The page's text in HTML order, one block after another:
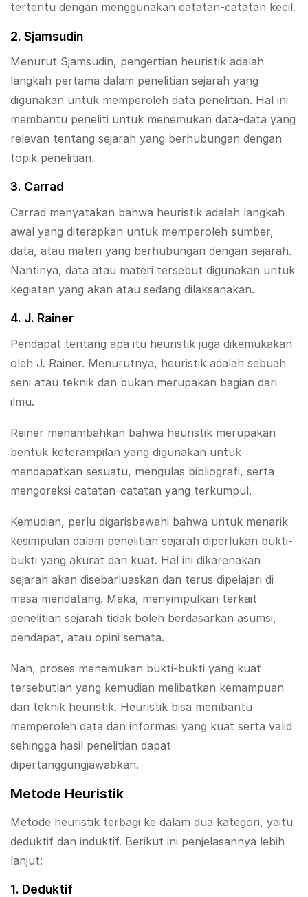
tertentu dengan menggunakan catatan-catatan kecil.
2. Sjamsudin
Menurut Sjamsudin, pengertian heuristik adalah
langkah pertama dalam penelitian sejarah yang
digunakan untuk memperoleh data penelitian. Hal ini
membantu peneliti untuk menemukan data-data yang
relevan tentang sejarah yang berhubungan dengan
topik penelitian.
3. Carrad
Carrad menyatakan bahwa heuristik adalah langkah
awal yang diterapkan untuk memperoleh sumber,
data, atau materi yang berhubungan dengan sejarah.
Nantinya, data atau materi tersebut digunakan untuk
kegiatan yang akan atau sedang dilaksanakan.
4. J. Rainer
Pendapat tentang apa itu heuristik juga dikemukakan
oleh J. Rainer. Menurutnya, heuristik adalah sebuah
seni atau teknik dan bukan merupakan bagian dari
ilmu.
Reiner menambahkan bahwa heuristik merupakan
bentuk keterampilan yang digunakan untuk
mendapatkan sesuatu, mengulas bibliografi, serta
mengoreksi catatan-catatan yang terkumpul.
Kemudian, perlu digarisbawahi bahwa untuk menarik
kesimpulan dalam penelitian sejarah diperlukan bukti-
bukti yang akurat dan kuat. Hal ini dikarenakan
sejarah akan disebarluaskan dan terus dipelajari di
masa mendatang. Maka, menyimpulkan terkait
penelitian sejarah tidak boleh berdasarkan asumsi,
pendapat, atau opini semata.
Nah, proses menemukan bukti-bukti yang kuat
tersebutlah yang kemudian melibatkan kemampuan
dan teknik heuristik. Heuristik bisa membantu
memperoleh data dan informasi yang kuat serta valid
sehingga hasil penelitian dapat
dipertanggungjawabkan.
Metode Heuristik
Metode heuristik terbagi ke dalam dua kategori, yaitu
deduktif dan induktif. Berikut ini penjelasannya lebih
lanjut:
1. Deduktif